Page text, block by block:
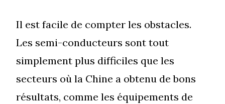
Il est facile de compter les obstacles.
Les semi-conducteurs sont tout
simplement plus difficiles que les
secteurs où la Chine a obtenu de bons
résultats, comme les équipements de